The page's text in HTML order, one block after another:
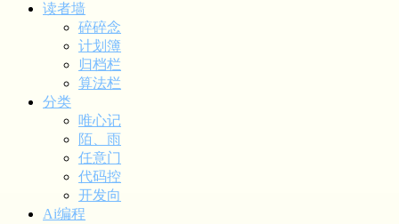
读者墙
碎碎念
计划簿
归档栏
算法栏
分类
唯心记
陌、雨
任意门
代码控
开发向
Ai编程